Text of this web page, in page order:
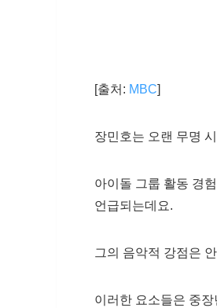
[출처: MBC]
장민호는 오랜 무명
아이돌 그룹 활동 경
언급되는데요.
그의 음악적 강점은
이러한 요소들은 중